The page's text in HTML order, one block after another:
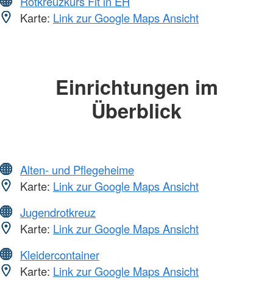
Karte: Link zur Google Maps Ansicht
Einrichtungen im
Überblick
Alten- und Pflegeheime
Karte: Link zur Google Maps Ansicht
Jugendrotkreuz
Karte: Link zur Google Maps Ansicht
Kleidercontainer
Karte: Link zur Google Maps Ansicht